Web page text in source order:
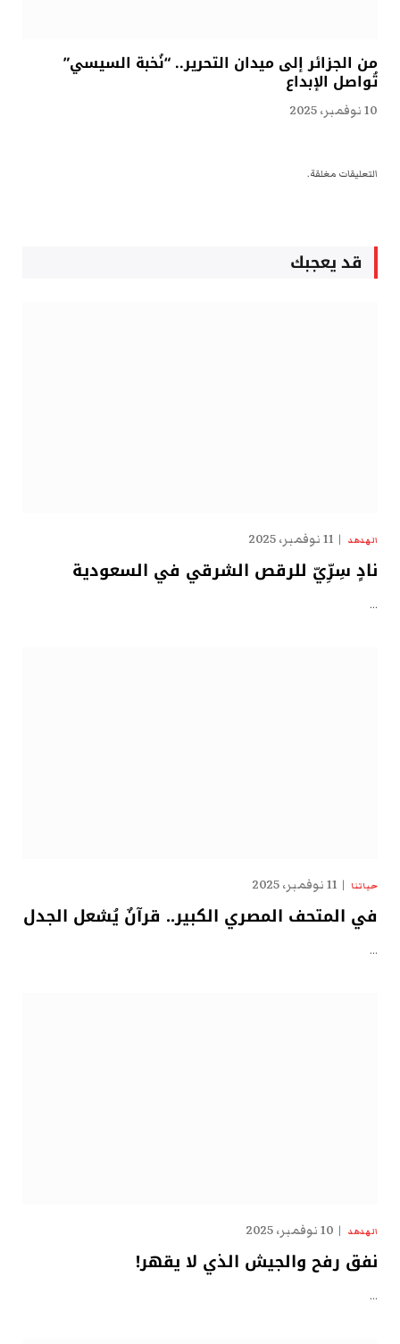
من الجزائر إلى ميدان التحرير.. “نُخبة السيسي”
تُواصل الإبداع
10 نوفمبر، 2025
التعليقات مغلقة.
قد يعجبك
الهدهد 11 نوفمبر، 2025
نادٍ سِرِّيّ للرقص الشرقي في السعودية
…
حياتنا 11 نوفمبر، 2025
في المتحف المصري الكبير.. قرآنٌ يُشعل الجدل
…
الهدهد 10 نوفمبر، 2025
نفق رفح والجيش الذي لا يقهر!
…